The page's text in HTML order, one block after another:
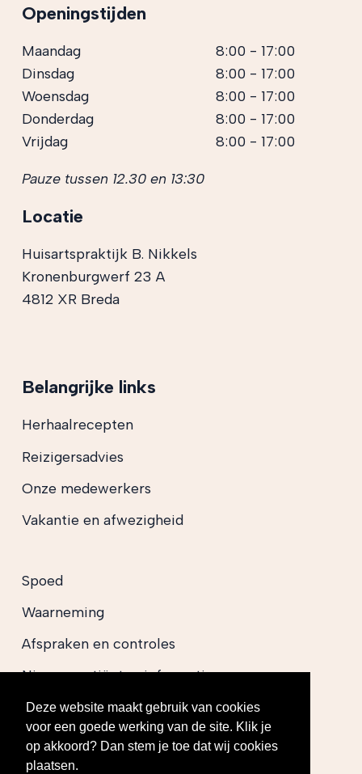
Deze website maakt gebruik van cookies
voor een goede werking van de site. Klik je
op akkoord? Dan stem je toe dat wij cookies
plaatsen.
Openingstijden
Maandag
Dinsdag
Woensdag
Donderdag
Vrijdag
8:00 - 17:00
8:00 - 17:00
8:00 - 17:00
8:00 - 17:00
8:00 - 17:00
Pauze tussen 12.30 en 13:30
Locatie
Huisartspraktijk B. Nikkels
Kronenburgwerf 23 A
4812 XR Breda
Belangrijke links
Herhaalrecepten
Reizigersadvies
Onze medewerkers
Vakantie en afwezigheid
Spoed
Waarneming
Afspraken en controles
Nieuwe patiënten informatie
E-Consult en klachten